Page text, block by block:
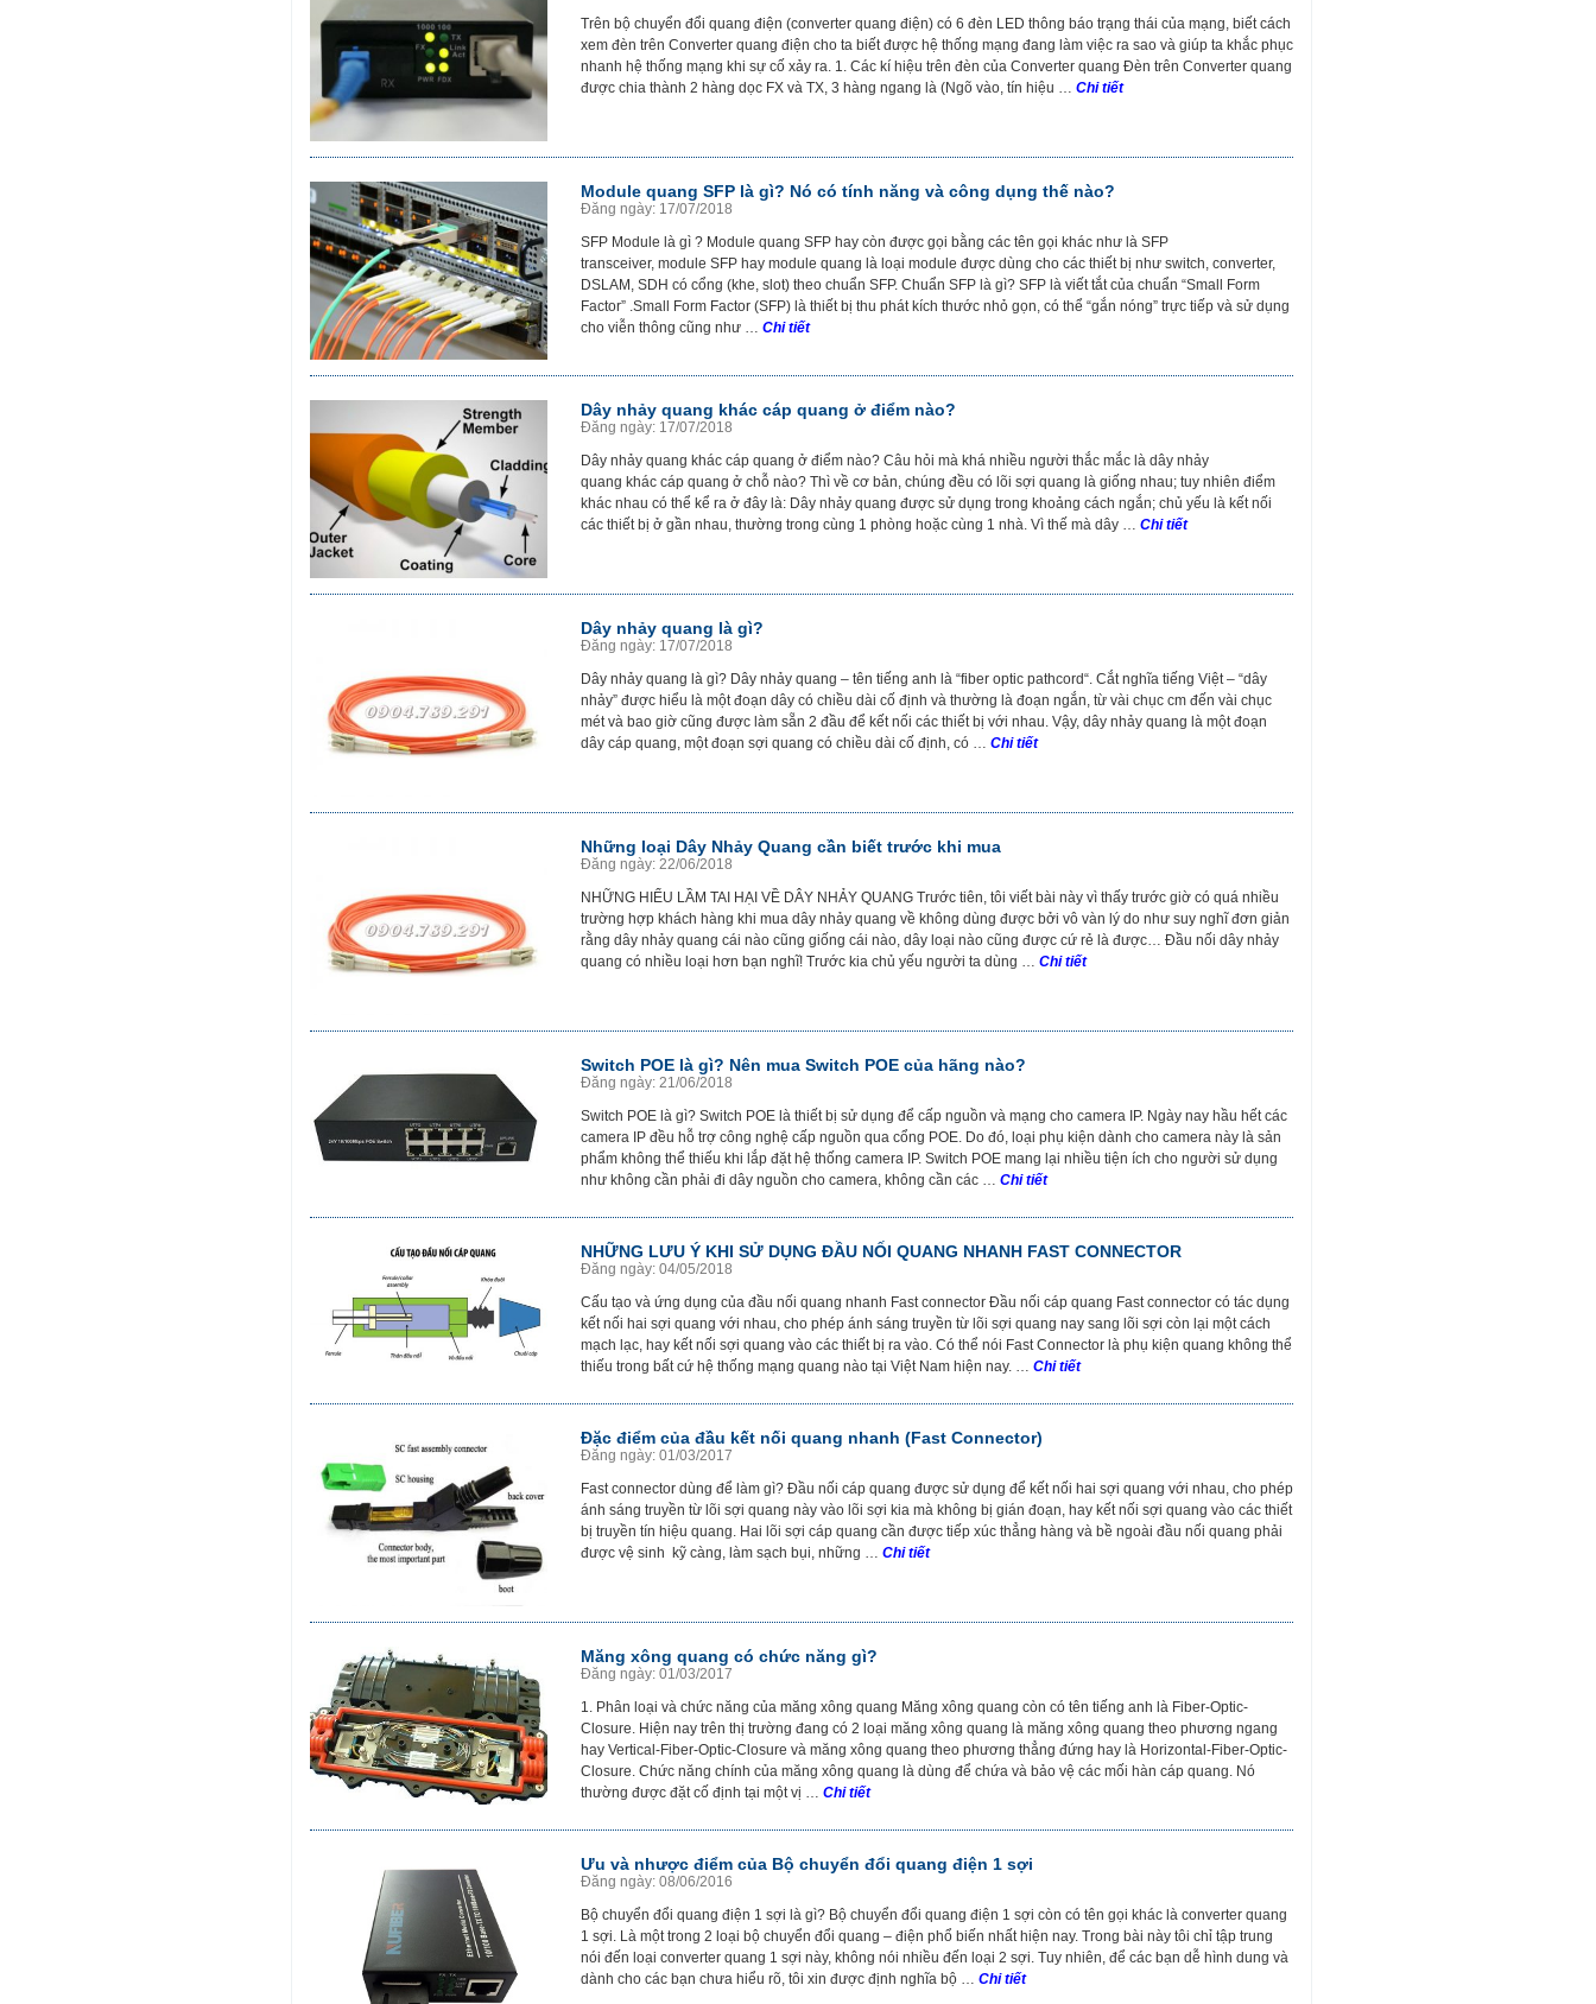
Trên bộ chuyển đổi quang điện (converter quang điện) có 6 đèn LED thông báo trạng thái của mạng, biết cách
xem đèn trên Converter quang điện cho ta biết được hệ thống mạng đang làm việc ra sao và giúp ta khắc phục
nhanh hệ thống mạng khi sự cố xảy ra. 1. Các kí hiệu trên đèn của Converter quang Đèn trên Converter quang
được chia thành 2 hàng dọc FX và TX, 3 hàng ngang là (Ngõ vào, tín hiệu … Chi tiết
Module quang SFP là gì? Nó có tính năng và công dụng thế nào?
Đăng ngày: 17/07/2018
SFP Module là gì ? Module quang SFP hay còn được gọi bằng các tên gọi khác như là SFP
transceiver, module SFP hay module quang là loại module được dùng cho các thiết bị như switch, converter,
DSLAM, SDH có cổng (khe, slot) theo chuẩn SFP. Chuẩn SFP là gì? SFP là viết tắt của chuẩn “Small Form
Factor” .Small Form Factor (SFP) là thiết bị thu phát kích thước nhỏ gọn, có thể “gắn nóng” trực tiếp và sử dụng
cho viễn thông cũng như … Chi tiết
Dây nhảy quang khác cáp quang ở điểm nào?
Đăng ngày: 17/07/2018
Dây nhảy quang khác cáp quang ở điểm nào? Câu hỏi mà khá nhiều người thắc mắc là dây nhảy
quang khác cáp quang ở chỗ nào? Thì về cơ bản, chúng đều có lõi sợi quang là giống nhau; tuy nhiên điểm
khác nhau có thể kể ra ở đây là: Dây nhảy quang được sử dụng trong khoảng cách ngắn; chủ yếu là kết nối
các thiết bị ở gần nhau, thường trong cùng 1 phòng hoặc cùng 1 nhà. Vì thế mà dây … Chi tiết
Dây nhảy quang là gì?
Đăng ngày: 17/07/2018
Dây nhảy quang là gì? Dây nhảy quang – tên tiếng anh là “fiber optic pathcord“. Cắt nghĩa tiếng Việt – “dây
nhảy” được hiểu là một đoạn dây có chiều dài cố định và thường là đoạn ngắn, từ vài chục cm đến vài chục
mét và bao giờ cũng được làm sẵn 2 đầu để kết nối các thiết bị với nhau. Vậy, dây nhảy quang là một đoạn
dây cáp quang, một đoạn sợi quang có chiều dài cố định, có … Chi tiết
Những loại Dây Nhảy Quang cần biết trước khi mua
Đăng ngày: 22/06/2018
NHỮNG HIỂU LẦM TAI HẠI VỀ DÂY NHẢY QUANG Trước tiên, tôi viết bài này vì thấy trước giờ có quá nhiều
trường hợp khách hàng khi mua dây nhảy quang về không dùng được bởi vô vàn lý do như suy nghĩ đơn giản
rằng dây nhảy quang cái nào cũng giống cái nào, dây loại nào cũng được cứ rẻ là được… Đầu nối dây nhảy
quang có nhiều loại hơn bạn nghĩ! Trước kia chủ yếu người ta dùng … Chi tiết
Switch POE là gì? Nên mua Switch POE của hãng nào?
Đăng ngày: 21/06/2018
Switch POE là gì? Switch POE là thiết bị sử dụng để cấp nguồn và mạng cho camera IP. Ngày nay hầu hết các
camera IP đều hỗ trợ công nghệ cấp nguồn qua cổng POE. Do đó, loại phụ kiện dành cho camera này là sản
phẩm không thể thiếu khi lắp đặt hệ thống camera IP. Switch POE mang lại nhiều tiện ích cho người sử dụng
như không cần phải đi dây nguồn cho camera, không cần các … Chi tiết
NHỮNG LƯU Ý KHI SỬ DỤNG ĐẦU NỐI QUANG NHANH FAST CONNECTOR
Đăng ngày: 04/05/2018
Cấu tạo và ứng dụng của đầu nối quang nhanh Fast connector Đầu nối cáp quang Fast connector có tác dụng
kết nối hai sợi quang với nhau, cho phép ánh sáng truyền từ lõi sợi quang nay sang lõi sợi còn lại một cách
mạch lạc, hay kết nối sợi quang vào các thiết bị ra vào. Có thể nói Fast Connector là phụ kiện quang không thể
thiếu trong bất cứ hệ thống mạng quang nào tại Việt Nam hiện nay. … Chi tiết
Đặc điểm của đầu kết nối quang nhanh (Fast Connector)
Đăng ngày: 01/03/2017
Fast connector dùng để làm gì? Đầu nối cáp quang được sử dụng để kết nối hai sợi quang với nhau, cho phép
ánh sáng truyền từ lõi sợi quang này vào lõi sợi kia mà không bị gián đoạn, hay kết nối sợi quang vào các thiết
bị truyền tín hiệu quang. Hai lõi sợi cáp quang cần được tiếp xúc thẳng hàng và bề ngoài đầu nối quang phải
được vệ sinh kỹ càng, làm sạch bụi, những … Chi tiết
Măng xông quang có chức năng gì?
Đăng ngày: 01/03/2017
1. Phân loại và chức năng của măng xông quang Măng xông quang còn có tên tiếng anh là Fiber-Optic-
Closure. Hiện nay trên thị trường đang có 2 loại măng xông quang là măng xông quang theo phương ngang
hay Vertical-Fiber-Optic-Closure và măng xông quang theo phương thẳng đứng hay là Horizontal-Fiber-Optic-
Closure. Chức năng chính của măng xông quang là dùng để chứa và bảo vệ các mối hàn cáp quang. Nó
thường được đặt cố định tại một vị … Chi tiết
Ưu và nhược điểm của Bộ chuyển đổi quang điện 1 sợi
Đăng ngày: 08/06/2016
Bộ chuyển đổi quang điện 1 sợi là gì? Bộ chuyển đổi quang điện 1 sợi còn có tên gọi khác là converter quang
1 sợi. Là một trong 2 loại bộ chuyển đổi quang – điện phổ biến nhất hiện nay. Trong bài này tôi chỉ tập trung
nói đến loại converter quang 1 sợi này, không nói nhiều đến loại 2 sợi. Tuy nhiên, để các bạn dễ hình dung và
dành cho các bạn chưa hiểu rõ, tôi xin được định nghĩa bộ … Chi tiết